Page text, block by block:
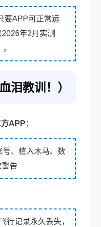
要APP可正常运
年2月实测
泪教训！）
APP ：
、植入木马、数
告
行记录永久丢失，